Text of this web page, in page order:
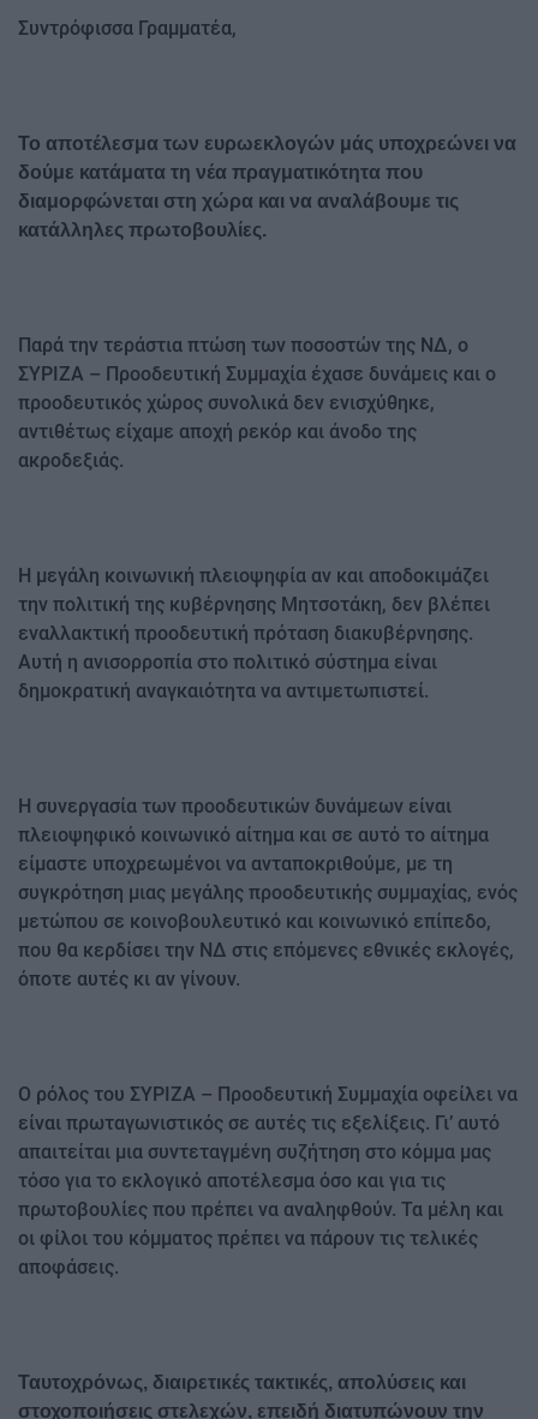
Συντρόφισσα Γραμματέα,
Το αποτέλεσμα των ευρωεκλογών μάς υποχρεώνει να
δούμε κατάματα τη νέα πραγματικότητα που
διαμορφώνεται στη χώρα και να αναλάβουμε τις
κατάλληλες πρωτοβουλίες.
Παρά την τεράστια πτώση των ποσοστών της ΝΔ, ο
ΣΥΡΙΖΑ – Προοδευτική Συμμαχία έχασε δυνάμεις και ο
προοδευτικός χώρος συνολικά δεν ενισχύθηκε,
αντιθέτως είχαμε αποχή ρεκόρ και άνοδο της
ακροδεξιάς.
Η μεγάλη κοινωνική πλειοψηφία αν και αποδοκιμάζει
την πολιτική της κυβέρνησης Μητσοτάκη, δεν βλέπει
εναλλακτική προοδευτική πρόταση διακυβέρνησης.
Αυτή η ανισορροπία στο πολιτικό σύστημα είναι
δημοκρατική αναγκαιότητα να αντιμετωπιστεί.
Η συνεργασία των προοδευτικών δυνάμεων είναι
πλειοψηφικό κοινωνικό αίτημα και σε αυτό το αίτημα
είμαστε υποχρεωμένοι να ανταποκριθούμε, με τη
συγκρότηση μιας μεγάλης προοδευτικής συμμαχίας, ενός
μετώπου σε κοινοβουλευτικό και κοινωνικό επίπεδο,
που θα κερδίσει την ΝΔ στις επόμενες εθνικές εκλογές,
όποτε αυτές κι αν γίνουν.
Ο ρόλος του ΣΥΡΙΖΑ – Προοδευτική Συμμαχία οφείλει να
είναι πρωταγωνιστικός σε αυτές τις εξελίξεις. Γι’ αυτό
απαιτείται μια συντεταγμένη συζήτηση στο κόμμα μας
τόσο για το εκλογικό αποτέλεσμα όσο και για τις
πρωτοβουλίες που πρέπει να αναληφθούν. Τα μέλη και
οι φίλοι του κόμματος πρέπει να πάρουν τις τελικές
αποφάσεις.
Ταυτοχρόνως, διαιρετικές τακτικές, απολύσεις και
στοχοποιήσεις στελεχών, επειδή διατυπώνουν την